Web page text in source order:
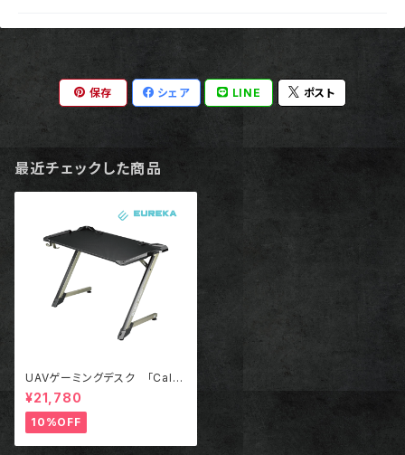
保存 シェア LINE ポスト
最近チェックした商品
UAVゲーミングデスク 「Call
Of Duty コラボモデル」
¥21,780
10%OFF